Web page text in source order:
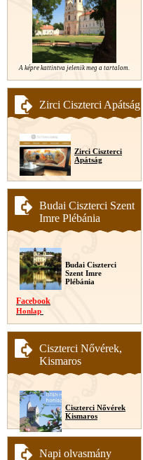
A képre kattintva jelenik meg a tartalom.
Zirci Ciszterci Apátság
Zirci Ciszterci
Apátság
Budai Ciszterci Szent
Imre Plébánia
Budai Ciszterci
Szent Imre
Plébánia
Facebook
Honlap
Ciszterci Nővérek,
Kismaros
Ciszterci Nővérek
Kismaros
Napi olvasmány